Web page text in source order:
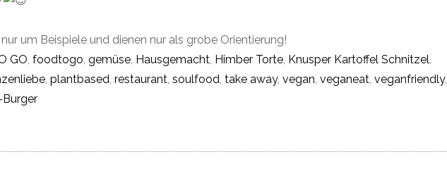
um Beispiele und dienen nur als grobe Orientierung!
GO, foodtogo, gemüse, Hausgemacht, Himber Torte, Knusper Kartoffel Schnitzel,
, plantbased, restaurant, soulfood, take away, vegan, veganeat, veganfriendly,